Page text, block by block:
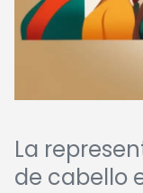
La
de cabello